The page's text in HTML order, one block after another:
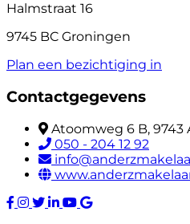
Halmstraat 16
9745 BC Groningen
Plan een bezichtiging in
Contactgegevens
Atoomweg 6 B, 9743
050 - 204 12 92